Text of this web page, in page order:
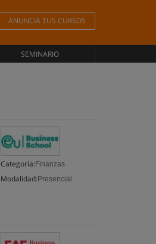
ANUNCIA TUS CURSOS
SEMINARIO
Categoría: Finanzas
Modalidad: Presencial